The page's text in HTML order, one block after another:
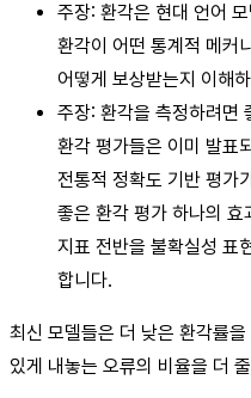
주장: 환각은 현대 언어
환각이 어떤 통계적 메커
어떻게 보상받는지 이해
주장: 환각을 측정하려면
환각 평가들은 이미 발표
전통적 정확도 기반 평가
좋은 환각 평가 하나의
지표 전반을 불확실성 표
합니다.
최신 모델들은 더 낮은 환각률
있게 내놓는 오류의 비율을 더